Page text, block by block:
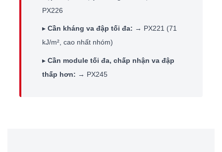
PX226
▸Cần kháng va đập tối đa: → PX221 (71
kJ/m², cao nhất nhóm)
▸Cần module tối đa, chấp nhận va đập
thấp hơn: → PX245